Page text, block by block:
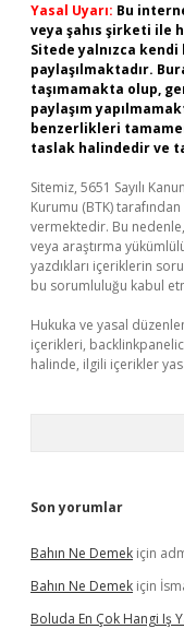
Yasal Uyarı: Bu
veya şahıs şirketi ile
Sitede yalnızca kendi
paylaşılmaktadır.
taşımamakta olup,
paylaşım
benzerlikleri
taslak halindedir ve
Sitemiz, 5651 Sayılı
Kurumu (BTK)
vermektedir. Bu
veya araştırma
yazdıkları içeriklerin
bu sorumluluğu kabul
Hukuka ve yasal
içerikleri,
halinde, ilgili içerikler
Son yorumlar
Bahın Ne Demek için
Bahın Ne Demek için
Boluda En Çok Hangi Iş